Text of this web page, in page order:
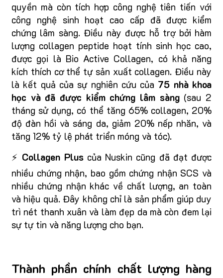
quyền mà còn tích hợp công nghệ tiên tiến với
công nghệ sinh hoạt cao cấp đã được kiểm
chứng lâm sàng. Điều này được hỗ trợ bởi hàm
lượng collagen peptide hoạt tính sinh học cao,
được gọi là Bio Active Collagen, có khả năng
kích thích cơ thể tự sản xuất collagen. Điều này
là kết quả của sự nghiên cứu của 75 nhà khoa
học và đã được kiểm chứng lâm sàng(sau 2
tháng sử dụng, có thể tăng 65% collagen, 20%
độ đàn hồi và sáng da, giảm 20% nếp nhăn, và
tăng 12% tỷ lệ phát triển móng và tóc).
⚡ Collagen Plus của Nuskin cũng đã đạt được
nhiều chứng nhận, bao gồm chứng nhận SCS và
nhiều chứng nhận khác về chất lượng, an toàn
và hiệu quả. Đây không chỉ là sản phẩm giúp duy
trì nét thanh xuân và làm đẹp da mà còn đem lại
sự tự tin và năng lượng cho bạn.
Thành phần chính chất lượng hàng